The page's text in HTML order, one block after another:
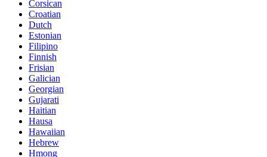
Corsican
Croatian
Dutch
Estonian
Filipino
Finnish
Frisian
Galician
Georgian
Gujarati
Haitian
Hausa
Hawaiian
Hebrew
Hmong